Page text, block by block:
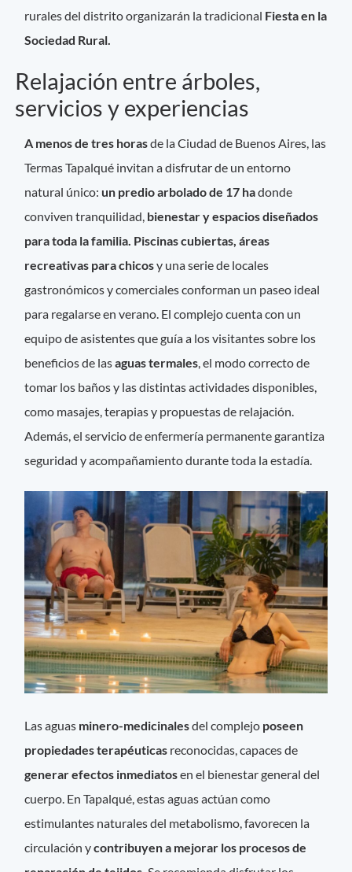
rurales del distrito organizarán la tradicional Fiesta en la
Sociedad Rural.
Relajación entre árboles,
servicios y experiencias
A menos de tres horasde la Ciudad de Buenos Aires, las
Termas Tapalqué invitan a disfrutar de un entorno
natural único: un predio arbolado de 17 hadonde
conviven tranquilidad, bienestar y espacios diseñados
para toda la familia. Piscinas cubiertas, áreas
recreativas para chicosy una serie de locales
gastronómicos y comerciales conforman un paseo ideal
para regalarse en verano. El complejo cuenta con un
equipo de asistentes que guía a los visitantes sobre los
beneficios de lasaguas termales, el modo correcto de
tomar los baños y las distintas actividades disponibles,
como masajes, terapias y propuestas de relajación.
Además, el servicio de enfermería permanente garantiza
seguridad y acompañamiento durante toda la estadía.
Las aguas minero-medicinalesdel complejo poseen
propiedades terapéuticas reconocidas, capaces de
generar efectos inmediatosen el bienestar general del
cuerpo. En Tapalqué, estas aguas actúan como
estimulantes naturales del metabolismo, favorecen la
circulación ycontribuyen a mejorar los procesos de